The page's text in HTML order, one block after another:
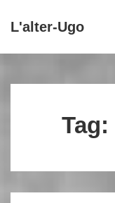
Vai
principale
L'alter-Ugo
principale
Tag: